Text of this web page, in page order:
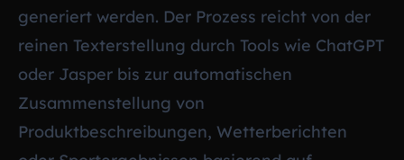
generiert werden. Der Prozess reicht von der
reinen Texterstellung durch Tools wie ChatGPT
oder Jasper bis zur automatischen
Zusammenstellung von
Produktbeschreibungen, Wetterberichten